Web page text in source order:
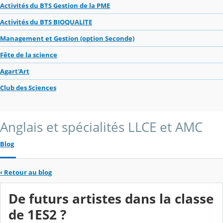
Activités du BTS Gestion de la PME
Activités du BTS BIOQUALITE
Management et Gestion (option Seconde)
Fête de la science
Agart'Art
Club des Sciences
Anglais et spécialités LLCE et AMC
Blog
‹ Retour au blog
De futurs artistes dans la classe
de 1ES2 ?